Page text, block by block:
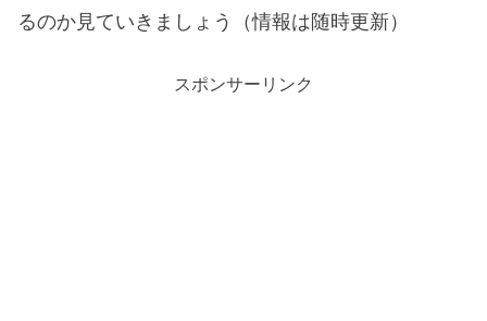
るのか見ていきましょう（情報は随時更新）
スポンサーリンク